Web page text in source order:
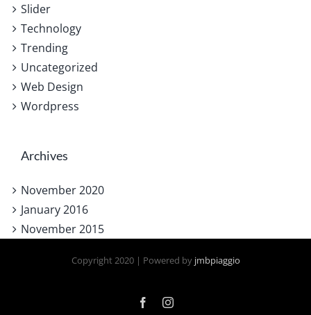
Slider
Technology
Trending
Uncategorized
Web Design
Wordpress
Archives
November 2020
January 2016
November 2015
Copyright 2020 | Powered by jmbpiaggio
FacebookInstagram